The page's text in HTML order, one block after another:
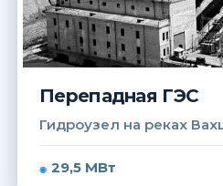
Перепадная ГЭС
Гидроузел на реках
29,5 МВт